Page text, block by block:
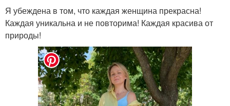
Я убеждена в том, что каждая женщина прекрасна!
Каждая уникальна и не повторима! Каждая красива от
природы!